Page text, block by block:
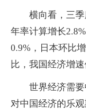
横向看，三季
年率计算增长
0.9%，日本环比
比，我国经济增速
世界经济需要
对中国经济的乐